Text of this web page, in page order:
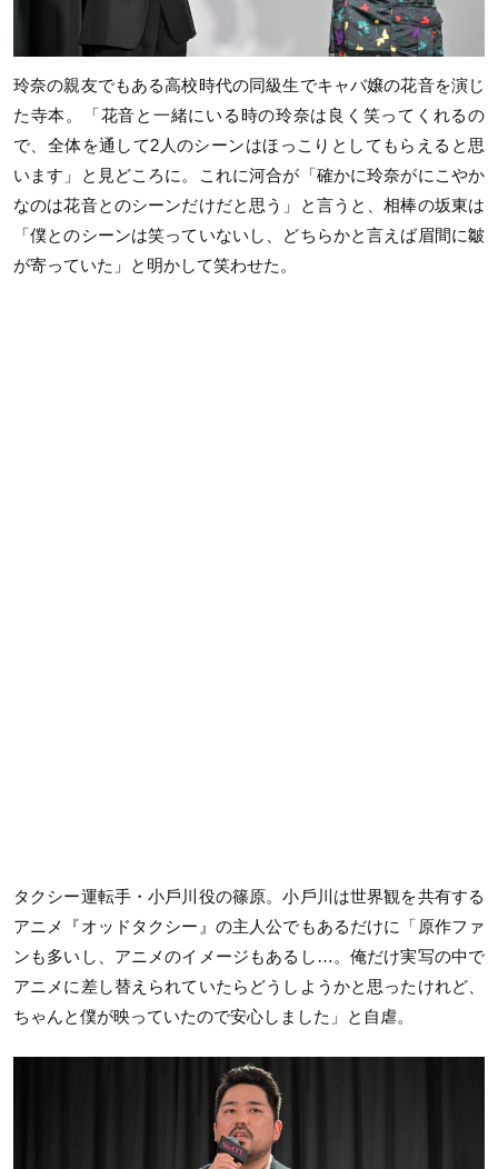
玲奈の親友でもある高校時代の同級生でキャバ嬢の花音を演じ
た寺本。「花音と一緒にいる時の玲奈は良く笑ってくれるの
で、全体を通して2人のシーンはほっこりとしてもらえると思
います」と見どころに。これに河合が「確かに玲奈がにこやか
なのは花音とのシーンだけだと思う」と言うと、相棒の坂東は
「僕とのシーンは笑っていないし、どちらかと言えば眉間に皺
が寄っていた」と明かして笑わせた。
タクシー運転手・小戶川役の篠原。小戶川は世界観を共有する
アニメ『オッドタクシー』の主人公でもあるだけに「原作ファ
ンも多いし、アニメのイメージもあるし…。俺だけ実写の中で
アニメに差し替えられていたらどうしようかと思ったけれど、
ちゃんと僕が映っていたので安心しました」と自虐。